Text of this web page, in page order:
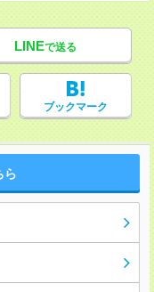
LINEで送る
ブックマーク
ら